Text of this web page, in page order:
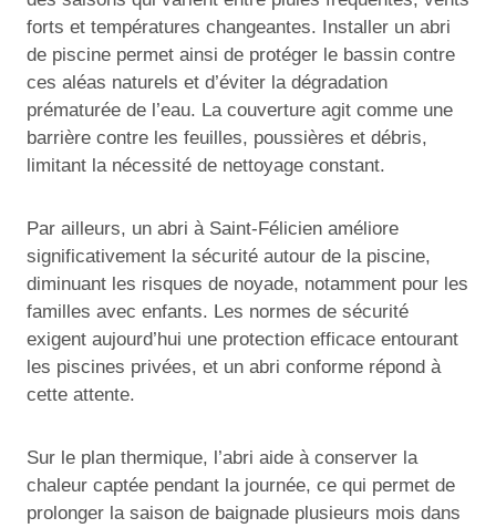
forts et températures changeantes. Installer un abri
de piscine permet ainsi de protéger le bassin contre
ces aléas naturels et d’éviter la dégradation
prématurée de l’eau. La couverture agit comme une
barrière contre les feuilles, poussières et débris,
limitant la nécessité de nettoyage constant.
Par ailleurs, un abri à Saint-Félicien améliore
significativement la sécurité autour de la piscine,
diminuant les risques de noyade, notamment pour les
familles avec enfants. Les normes de sécurité
exigent aujourd’hui une protection efficace entourant
les piscines privées, et un abri conforme répond à
cette attente.
Sur le plan thermique, l’abri aide à conserver la
chaleur captée pendant la journée, ce qui permet de
prolonger la saison de baignade plusieurs mois dans